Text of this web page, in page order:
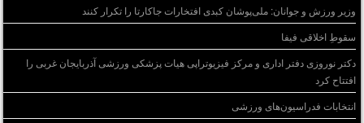
وزیر ورزش و جوانان: ملی‌پوشان کبدی افتخارات جاکارتا را تکرار کنند
سقوطِ اخلاقی فیفا
دکتر نوروزی دفتر اداری و مرکز فیزیوتراپی هیات پزشکی ورزشی آذربایجان غربی را
افتتاح کرد
انتخابات فدراسیون‌های ورزشی